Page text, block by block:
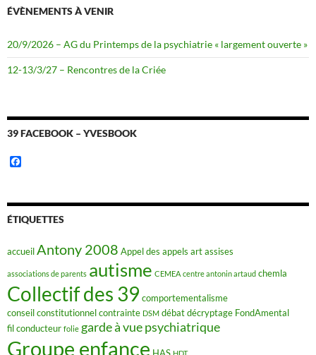
ÉVÈNEMENTS À VENIR
20/9/2026 – AG du Printemps de la psychiatrie « largement ouverte »
12-13/3/27 – Rencontres de la Criée
39 FACEBOOK – YVESBOOK
b
o
o
ÉTIQUETTES
accueilAntony 2008 Appel des appels artassises
associations de parents autisme CEMEA centre antonin artaud chemla
Collectif des 39 comportementalisme
conseil constitutionnelcontrainte DSM débatdécryptage FondAmental
fil conducteur folie garde à vue psychiatrique
Groupe enfance HAS HDT